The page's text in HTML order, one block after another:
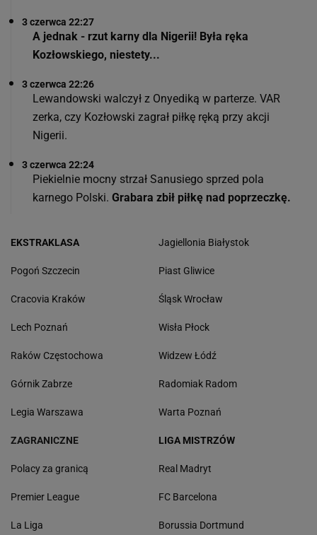
3 czerwca 22:27
A jednak - rzut karny dla Nigerii! Była ręka
Kozłowskiego, niestety...
3 czerwca 22:26
Lewandowski walczył z Onyediką w parterze. VAR
zerka, czy Kozłowski zagrał piłkę ręką przy akcji
Nigerii.
3 czerwca 22:24
Piekielnie mocny strzał Sanusiego sprzed pola
karnego Polski. Grabara zbił piłkę nad poprzeczkę.
EKSTRAKLASA
Pogoń Szczecin
Cracovia Kraków
Lech Poznań
Raków Częstochowa
Górnik Zabrze
Legia Warszawa
Jagiellonia Białystok
Piast Gliwice
Śląsk Wrocław
Wisła Płock
Widzew Łódź
Radomiak Radom
Warta Poznań
ZAGRANICZNE
Polacy za granicą
Premier League
La Liga
LIGA MISTRZÓW
Real Madryt
FC Barcelona
Borussia Dortmund